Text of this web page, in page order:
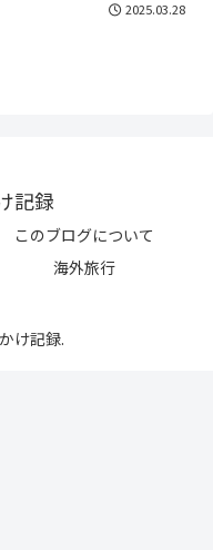
2025.03.28
記録
このブログについて
海外旅行
け記録.